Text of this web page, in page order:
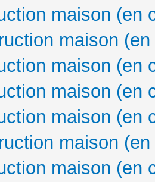
maison (en
maison
maison (en
maison (en
maison (en
maison
maison (en